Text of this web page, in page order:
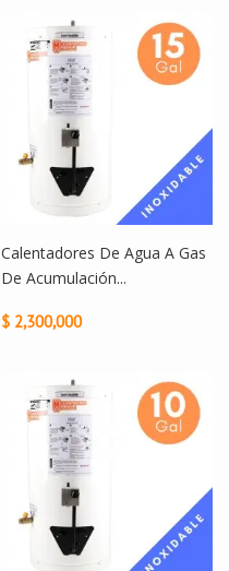
Calentadores De Agua A Gas
De Acumulación...
$ 2,300,000